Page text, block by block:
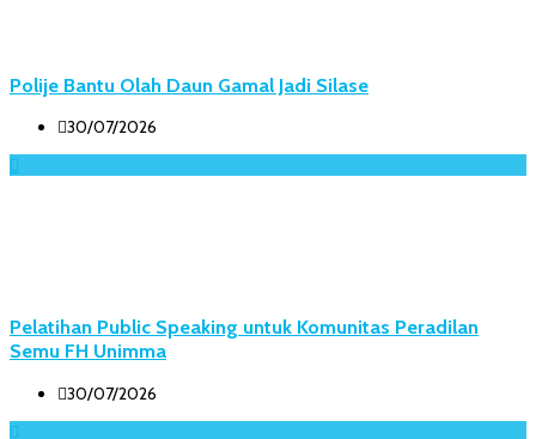
Polije Bantu Olah Daun Gamal Jadi Silase
30/07/2026
Pelatihan Public Speaking untuk Komunitas Peradilan
Semu FH Unimma
30/07/2026